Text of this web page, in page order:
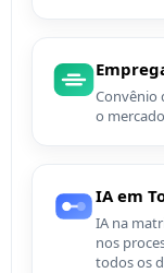
Convênio
o
IA em
IA na
nos
todos os